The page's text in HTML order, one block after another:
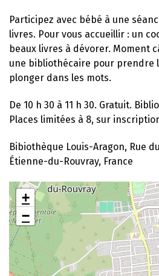
Participez avec bébé à une
livres. Pour vous accueillir : un
beaux livres à dévorer. Moment
une bibliothécaire pour prendre
plonger dans les mots.
De 10 h 30 à 11 h 30. Gratuit.
Places limitées à 8, sur
Bibiothèque Louis-Aragon, Rue
Étienne-du-Rouvray, France
+
−